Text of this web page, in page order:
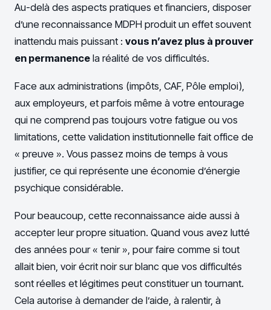
Au-delà des aspects pratiques et financiers, disposer
d’une reconnaissance MDPH produit un effet souvent
inattendu mais puissant : vous n’avez plus à prouver
en permanence la réalité de vos difficultés.
Face aux administrations (impôts, CAF, Pôle emploi),
aux employeurs, et parfois même à votre entourage
qui ne comprend pas toujours votre fatigue ou vos
limitations, cette validation institutionnelle fait office de
« preuve ». Vous passez moins de temps à vous
justifier, ce qui représente une économie d’énergie
psychique considérable.
Pour beaucoup, cette reconnaissance aide aussi à
accepter leur propre situation. Quand vous avez lutté
des années pour « tenir », pour faire comme si tout
allait bien, voir écrit noir sur blanc que vos difficultés
sont réelles et légitimes peut constituer un tournant.
Cela autorise à demander de l’aide, à ralentir, à